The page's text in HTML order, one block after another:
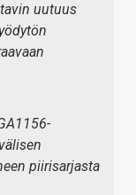
uutuus
piirisarjasta